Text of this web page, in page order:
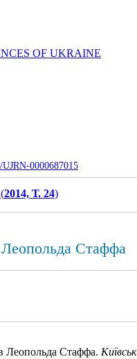
OF UKRAINE
0000687015
2014, Т. 24)
Леопольда Стаффа
Леопольда Стаффа.